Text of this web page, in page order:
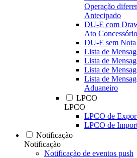
Operação
Antecipado
DU-E com
Ato
DU-E sem
Lista de
Lista de
Lista de
Lista de
Aduaneiro
LPCO
LPCO
LPCO de
LPCO de
Notificação
Notificação
Notificação de eventos push